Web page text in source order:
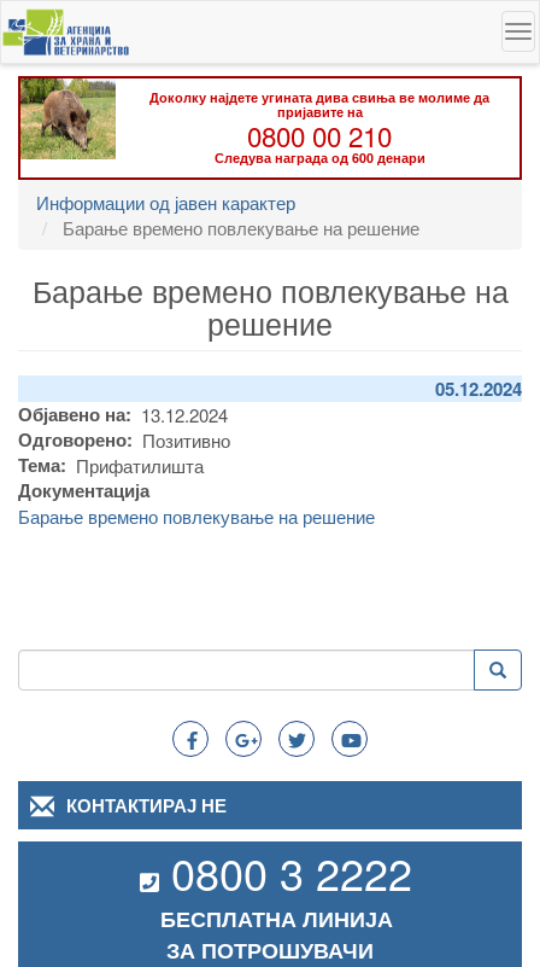
Skip
to
main
content
Доколку најдете угината дива свиња ве молиме да
пријавите на
0800 00 210
Следува награда од 600 денари
Информации од јавен карактер
Барање времено повлекување на решение
Барање времено повлекување на
решение
05.12.2024
Објавено на
13.12.2024
Одговорено Позитивно
Тема Прифатилишта
Документација
Барање времено повлекување на решение
Search
Пребарување
КОНТАКТИРАЈ НЕ
0800 3 2222
БЕСПЛАТНА ЛИНИЈА
ЗА ПОТРОШУВАЧИ